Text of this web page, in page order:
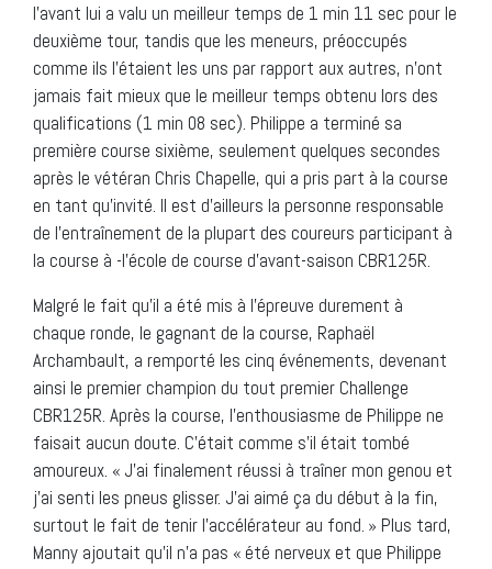
l’avant lui a valu un meilleur temps de 1 min 11 sec pour le
deuxième tour, tandis que les meneurs, préoccupés
comme ils l’étaient les uns par rapport aux autres, n’ont
jamais fait mieux que le meilleur temps obtenu lors des
qualifications (1 min 08 sec). Philippe a terminé sa
première course sixième, seulement quelques secondes
après le vétéran Chris Chapelle, qui a pris part à la course
en tant qu’invité. Il est d’ailleurs la personne responsable
de l’entraînement de la plupart des coureurs participant à
la course à -l’école de course d’avant-saison CBR125R.
Malgré le fait qu’il a été mis à l’épreuve durement à
chaque ronde, le gagnant de la course, Raphaël
Archambault, a remporté les cinq événements, devenant
ainsi le premier champion du tout premier Challenge
CBR125R. Après la course, l’enthousiasme de Philippe ne
faisait aucun doute. C’était comme s’il était tombé
amoureux. « J’ai finalement réussi à traîner mon genou et
j’ai senti les pneus glisser. J’ai aimé ça du début à la fin,
surtout le fait de tenir l’accélérateur au fond. » Plus tard,
Manny ajoutait qu’il n’a pas « été nerveux et que Philippe